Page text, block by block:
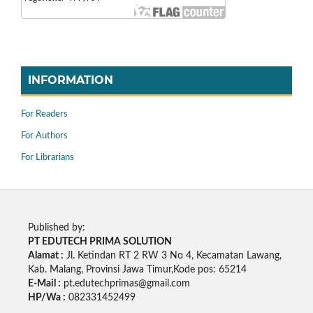
INFORMATION
For Readers
For Authors
For Librarians
Published by:
PT EDUTECH PRIMA SOLUTION
Alamat : Jl. Ketindan RT 2 RW 3 No 4, Kecamatan Lawang,
Kab. Malang, Provinsi Jawa Timur,Kode pos: 65214
E-Mail : pt.edutechprimas@gmail.com
HP/Wa : 082331452499